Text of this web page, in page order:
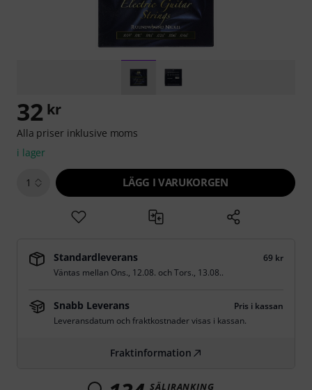
32 kr
Alla priser inklusive moms
i lager
1 LÄGG I VARUKORGEN
Standardleverans
69 kr
Väntas mellan Ons., 12.08. ochTors., 13.08..
Snabb Leverans
Pris i kassan
Leveransdatum och fraktkostnader visas i kassan.
Fraktinformation
SÄLJRANKING